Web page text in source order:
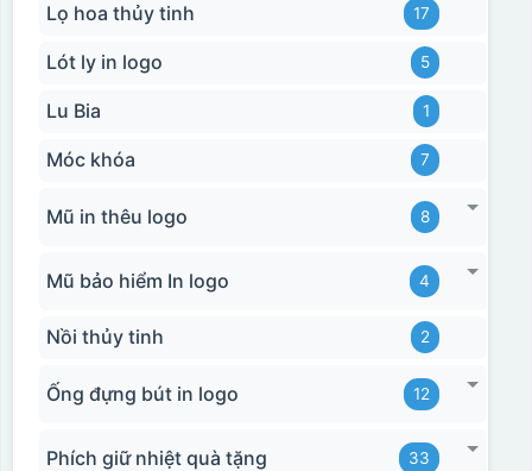
Lọ hoa thủy tinh 17
Lót ly in logo 5
Lu Bia 1
Móc khóa 7
Mũ in thêu logo 8
Mũ bảo hiểm In logo 4
Nồi thủy tinh 2
Ống đựng bút in logo 12
Phích giữ nhiệt quà tặng 33